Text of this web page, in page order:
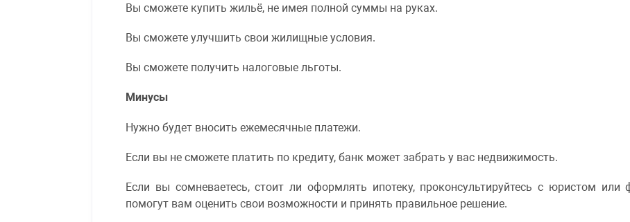
Вы сможете купить жильё, не имея полной суммы на руках.
Вы сможете улучшить свои жилищные условия.
Вы сможете получить налоговые льготы.
Минусы
Нужно будет вносить ежемесячные платежи.
Если вы не сможете платить по кредиту, банк может забрать у вас недвижимость.
Если вы сомневаетесь, стоит ли оформлять ипотеку, проконсультируйтесь с юристом
помогут вам оценить свои возможности и принять правильное решение.